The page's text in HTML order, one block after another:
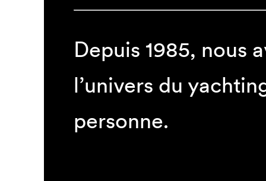
Depuis 1985, nous
l’univers du
personne.